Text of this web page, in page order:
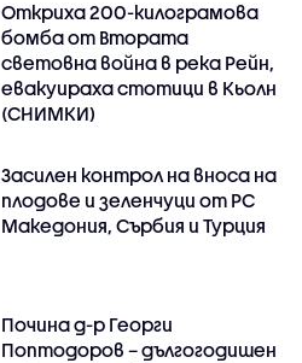
Откриха 200-килограмова
бомба от Втората
световна война в река Рейн,
евакуираха стотици в Кьолн
(СНИМКИ)
Засилен контрол на вноса на
плодове и зеленчуци от РС
Македония, Сърбия и Турция
Почина д-р Георги
Поптодоров – дългогодишен